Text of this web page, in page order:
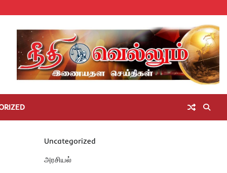
Homeசெய்திகள்
தமிழ்நாடுமாவட்டச்செய்திகள்
அரசியல்ஆன்மிகம்
சட்டம்
அறிவோம்
சினிமா
Uncategorized
அரசியல்